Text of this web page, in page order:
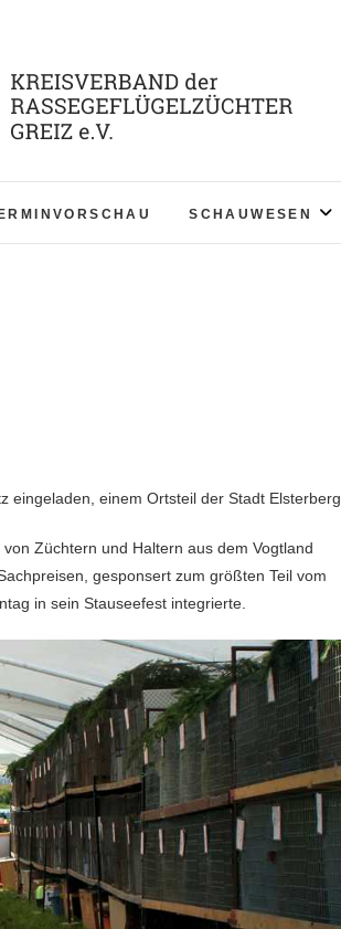
SCHAUWESEN
eingeladen, einem Ortsteil der Stadt Elsterberg.
Züchtern und Haltern aus dem Vogtland
gesponsert zum größten Teil vom
in sein Stauseefest integrierte.